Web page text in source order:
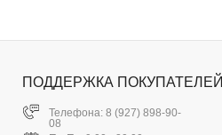
ПОДДЕРЖКА ПОКУПАТЕЛЕЙ
Телефона: 8 (927) 898-90-
08